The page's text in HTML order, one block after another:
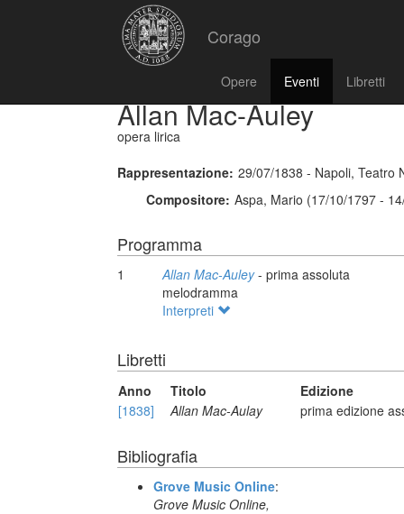
Corago
Opere Eventi Libretti
Allan Mac-Auley
opera lirica
Rappresentazione: 29/07/1838 - Napoli, Teatro
Compositore: Aspa, Mario (17/10/1797 -
Programma
1 Allan Mac-Auley- prima assoluta
melodramma
Interpreti
Libretti
Anno Titolo
Edizione
[1838]
Allan Mac-Aulay prima edizione
Bibliografia
Grove Music Online:
Grove Music Online,